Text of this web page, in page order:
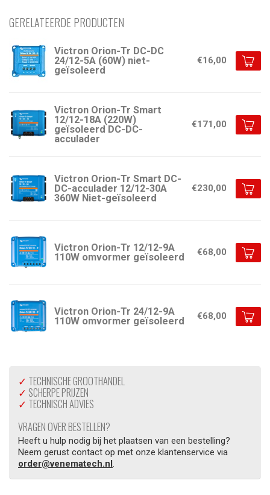
GERELATEERDE PRODUCTEN
Victron Orion-Tr DC-DC
24/12-5A (60W) niet-
geïsoleerd
€16,00
Victron Orion-Tr Smart
12/12-18A (220W)
geïsoleerd DC-DC-
acculader
€171,00
Victron Orion-Tr Smart DC-
DC-acculader 12/12-30A
360W Niet-geïsoleerd
€230,00
Victron Orion-Tr 12/12-9A
110W omvormer geïsoleerd
€68,00
Victron Orion-Tr 24/12-9A
110W omvormer geïsoleerd
€68,00
✓ TECHNISCHE GROOTHANDEL
✓ SCHERPE PRIJZEN
✓ TECHNISCH ADVIES
VRAGEN OVER BESTELLEN?
Heeft u hulp nodig bij het plaatsen van een bestelling?
Neem gerust contact op met onze klantenservice via
order@venematech.nl.